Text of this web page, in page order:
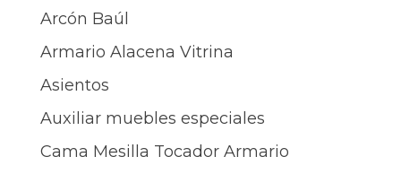
Arcón Baúl
Armario Alacena Vitrina
Asientos
Auxiliar muebles especiales
Cama Mesilla Tocador Armario